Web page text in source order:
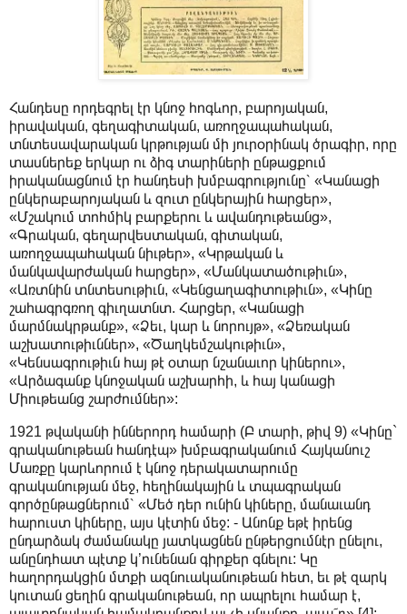
Հանդեսը որդեգրել էր կնոջ հոգևոր, բարոյական,
իրավական, գեղագիտական, առողջապահական,
տնտեսավարական կրթության մի յուրօրինակ ծրագիր, որը
տասներեք երկար ու ձիգ տարիների ընթացքում
իրականացնում էր հանդեսի խմբագրությունը՝ «Կանացի
ընկերաբարոյական և զուտ ընկերային հարցեր»,
«Մշակում տոհմիկ բարքերու և ավանդութեանց»,
«Գրական, գեղարվեստական, գիտական,
առողջապահական նիւթեր», «Կրթական և
մանկավարժական հարցեր», «Մանկատածութիւն»,
«Առտնին տնտեսութիւն, «Կենցաղագիտութիւն», «Կինը
շահագրգռող գիւղատնտ. Հարցեր, «Կանացի
մարմնակրթանք», «Ձեւ, կար և նորույթ», «Ձեռական
աշխատութիւններ», «Ծաղկեմշակութիւն»,
«Կենսագրութիւն հայ թէ օտար նշանաւոր կիներու»,
«Արձագանք կնոջական աշխարհի, և հայ կանացի
Միութեանց շարժումներ»:
1921 թվականի իններորդ համարի (Բ տարի, թիվ 9) «Կինը`
գրականութեան հանդէպ» խմբագրականում Հայկանուշ
Մառքը կարևորում է կնոջ դերակատարումը
գրականության մեջ, հեղինակային և տպագրական
գործընթացներում՝ «Մեծ դեր ունին կիները, մանաւանդ
հարուստ կիները, այս կէտին մեջ: - Անոնք եթէ իրենց
ընդարձակ ժամանակը յատկացնեն ընթերցումնէր ընելու,
անընդհատ պէտք կ’ունենան գիրքեր գնելու: Կը
հաղորդակցին մտքի ազնուականութեան հետ, եւ թէ զարկ
կուտան ցեղին գրականութեան, որ ապրելու համար է,